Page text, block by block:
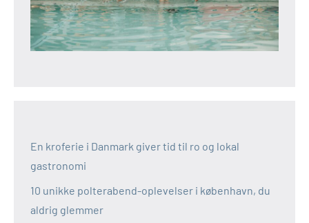
En kroferie i Danmark giver tid til ro og lokal
gastronomi
10 unikke polterabend-oplevelser i københavn, du
aldrig glemmer